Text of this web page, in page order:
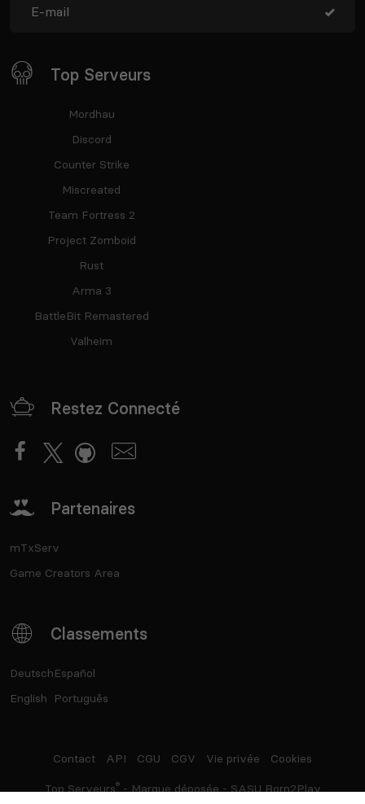
Top Serveurs
Mordhau
Discord
Counter Strike
Miscreated
Team Fortress 2
Project Zomboid
Rust
Arma 3
BattleBit Remastered
Valheim
Restez Connecté
Partenaires
mTxServ
Game Creators Area
Classements
Deutsch
English
Español
Português
Contact API CGU CGV Vie privée Cookies
Top Serveurs®- Marque déposée - SASU Born2Play